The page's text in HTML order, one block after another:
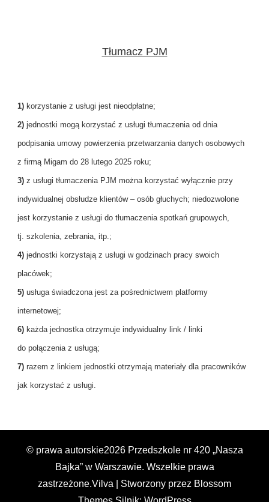
Tłumacz PJM
1) korzystanie z usługi jest nieodpłatne;
2) jednostki mogą korzystać z usługi tłumaczenia od dnia
podpisania umowy powierzenia przetwarzania danych osobowych
z firmą Migam do 28 lutego 2025 roku;
3) z usługi tłumaczenia PJM można korzystać wyłącznie przy
indywidualnej obsłudze klientów – osób głuchych; niedozwolone
jest korzystanie z usługi do tłumaczenia spotkań grupowych,
tj. szkolenia, zebrania, itp.;
4) jednostki korzystają z usługi w godzinach pracy swoich
placówek;
5) usługa świadczona jest za pośrednictwem platformy
internetowej;
6) każda jednostka otrzymuje indywidualny link / linki
do połączenia z usługą;
7) razem z linkiem jednostki otrzymają materiały dla pracowników
jak korzystać z usługi.
© prawa autorskie2026 Przedszkole nr 420 „Nasza
Bajka” w Warszawie. Wszelkie prawa
zastrzeżone.Vilva | Stworzony przez Blossom